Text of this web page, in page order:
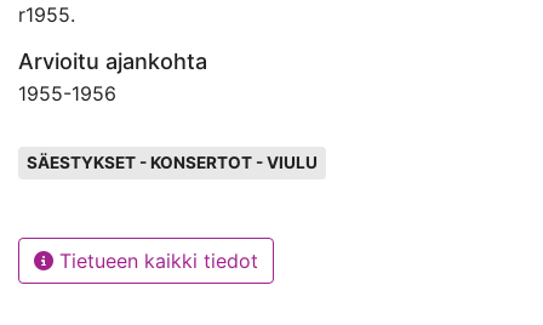
r1955.
Arvioitu ajankohta
1955-1956
Avainsanat
SÄESTYKSET - KONSERTOT - VIULU
Tietueen kaikki tiedot